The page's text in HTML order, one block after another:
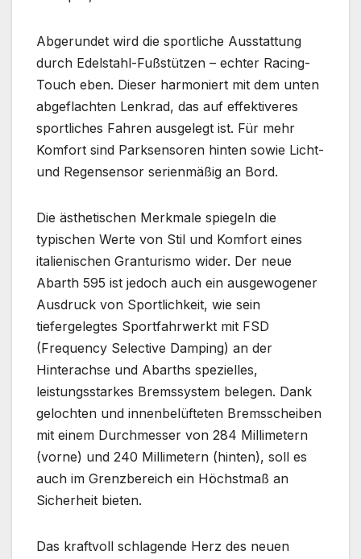
Abgerundet wird die sportliche Ausstattung
durch Edelstahl-Fußstützen – echter Racing-
Touch eben. Dieser harmoniert mit dem unten
abgeflachten Lenkrad, das auf effektiveres
sportliches Fahren ausgelegt ist. Für mehr
Komfort sind Parksensoren hinten sowie Licht-
und Regensensor serienmäßig an Bord.
Die ästhetischen Merkmale spiegeln die
typischen Werte von Stil und Komfort eines
italienischen Granturismo wider. Der neue
Abarth 595 ist jedoch auch ein ausgewogener
Ausdruck von Sportlichkeit, wie sein
tiefergelegtes Sportfahrwerkt mit FSD
(Frequency Selective Damping) an der
Hinterachse und Abarths spezielles,
leistungsstarkes Bremssystem belegen. Dank
gelochten und innenbelüfteten Bremsscheiben
mit einem Durchmesser von 284 Millimetern
(vorne) und 240 Millimetern (hinten), soll es
auch im Grenzbereich ein Höchstmaß an
Sicherheit bieten.
Das kraftvoll schlagende Herz des neuen